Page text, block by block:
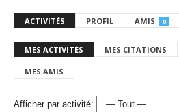
ACTIVITÉS PROFIL AMIS 0
MES ACTIVITÉS MES CITATIONS
MES AMIS
Afficher par activité: